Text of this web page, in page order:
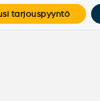
tarjouspyyntö